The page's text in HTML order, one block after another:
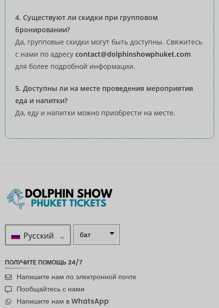
4. Существуют ли скидки при групповом
бронировании?
Да, групповые скидки могут быть доступны. Свяжитесь
с нами по адресу contact@dolphinshowphuket.com
для более подробной информации.
5. Доступны ли на месте проведения мероприятия
еда и напитки?
Да, еду и напитки можно приобрести на месте.
Русский бат
я крона
андский
ПОЛУЧИТЕ ПОМОЩЬ 24/7
Напишите нам по электронной почте
Пообщайтесь с нами
Напишите нам в WhatsApp